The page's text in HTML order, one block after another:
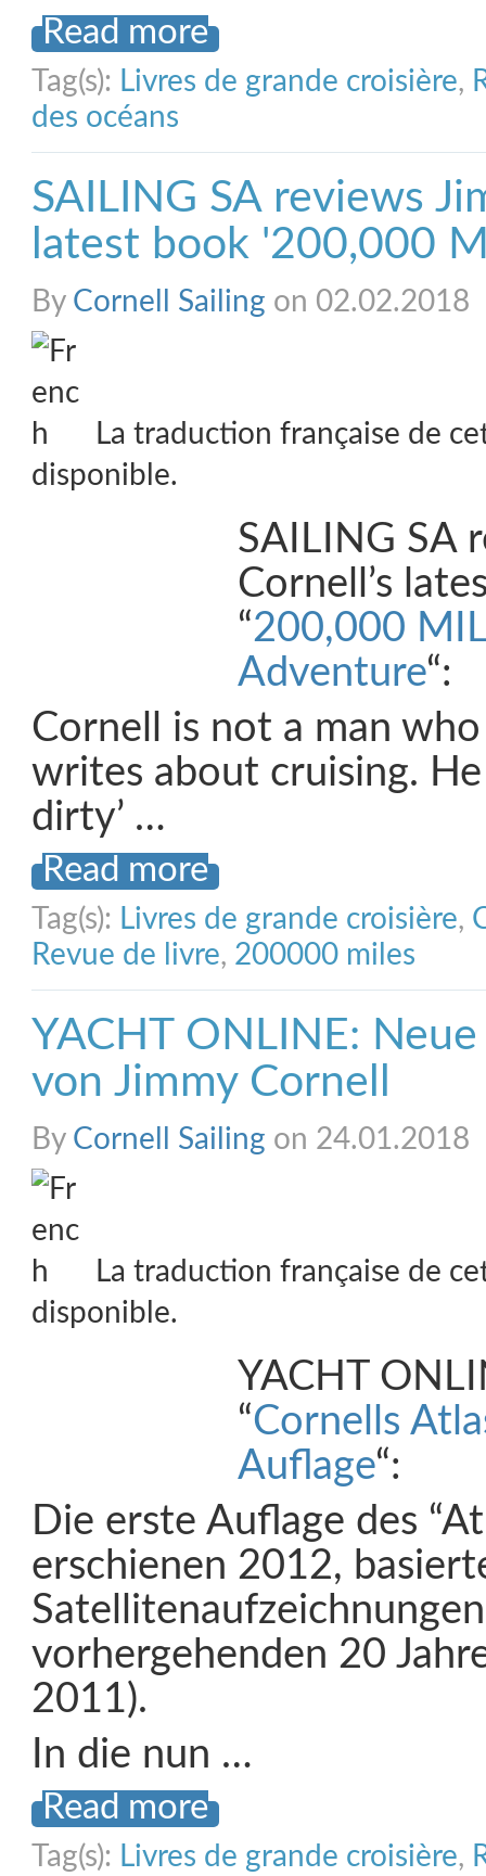
Read more
Tag(s): Livres de grande croisière,
des océans
SAILING SA reviews
latest book '200,000
By Cornell Sailing on 02.02.2018
La traduction française de
disponible.
SAILING SA
Cornell’s
“200,000
Adventure“:
Cornell is not a man
writes about cruising. He
dirty’ …
Read more
Tag(s): Livres de grande croisière,
Revue de livre, 200000 miles
YACHT ONLINE:
von Jimmy Cornell
By Cornell Sailing on 24.01.2018
La traduction française de
disponible.
YACHT
“Cornells
Auflage“:
Die erste Auflage des
erschienen 2012,
vorhergehenden 20
2011).
In die nun …
Read more
Tag(s): Livres de grande croisière,